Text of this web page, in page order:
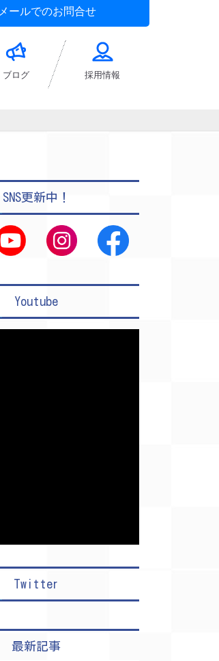
メールでのお問合せ
ブログ 採用情報
SNS更新中！
Youtube
Twitter
最新記事